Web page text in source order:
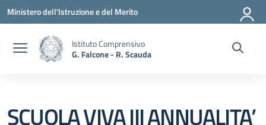
Vai ai contenuti
Vai al menu di navigazione
Vai al footer
Ministero dell'Istruzione e del Merito
Istituto Comprensivo
G. Falcone - R. Scauda
SCUOLA VIVA III ANNUALITA’